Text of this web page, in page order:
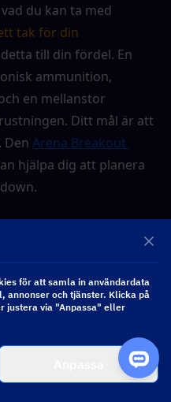
du kan ta med
tak för din
till din fördel. En
ammunition,
en mellanstor
Ditt mål är att
Den Arena Breakout
hjälpa dig att planera
misstag för
utrustning som
för att samla in användardata
annonser och tjänster. Klicka på
justera via "Anpassa" eller